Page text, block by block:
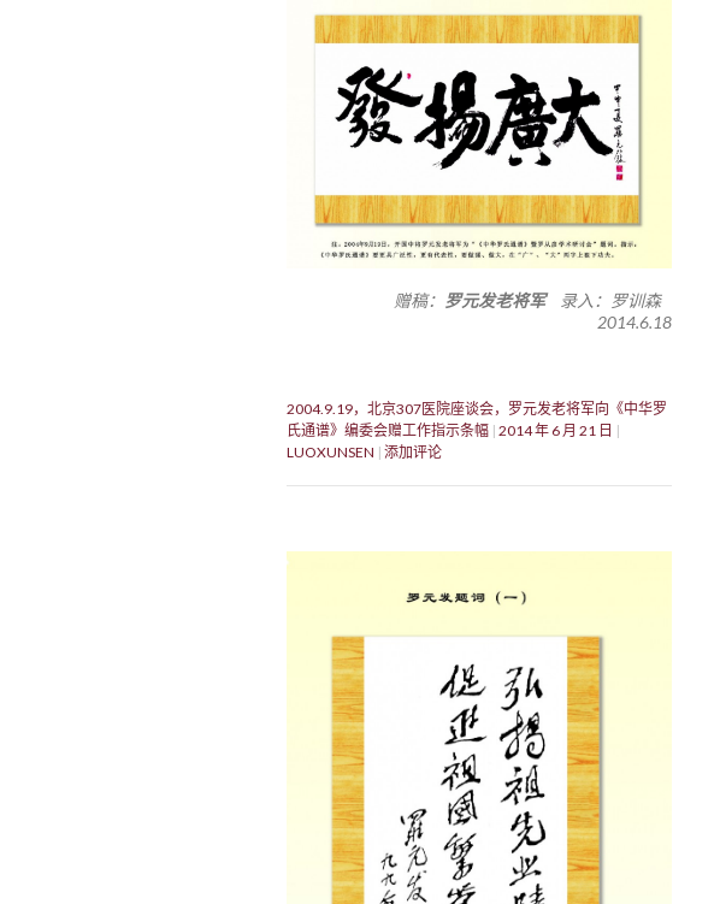
赠稿： 罗元发老将军录入：罗训森
2014.6.18
2004.9.19，北京307医院座谈会，罗元发老将军向《中华罗
氏通谱》编委会赠工作指示条幅 2014 年 6 月 21 日
LUOXUNSEN 添加评论